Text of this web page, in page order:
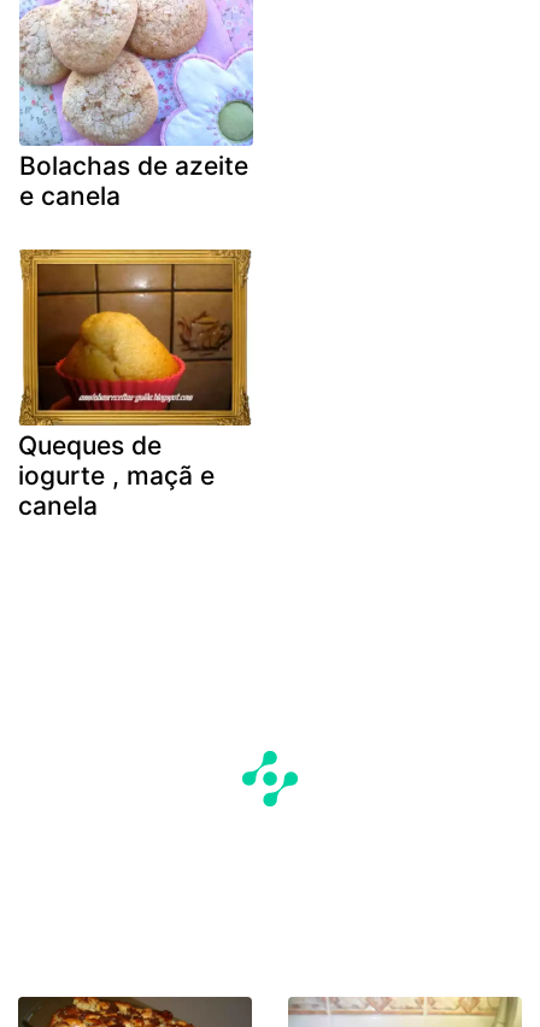
Bolachas de azeite
e canela
Queques de
iogurte , maçã e
canela